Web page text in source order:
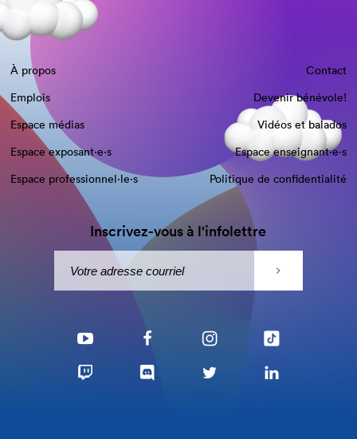
À propos
Contact
Emplois
Devenir bénévole!
Espace médias
Vidéos et balados
Espace exposant·e⋅s
Espace enseignant·e⋅s
Espace professionnel·le⋅s
Politique de confidentialité
Inscrivez-vous à l'infolettre